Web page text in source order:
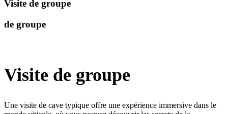
Visite de groupe
de groupe
Visite de groupe
Une visite de cave typique offre une expérience immersive dans le